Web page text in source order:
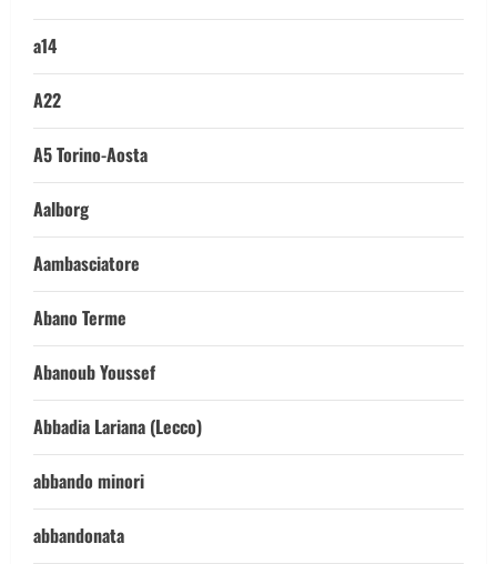
a14
A22
A5 Torino-Aosta
Aalborg
Aambasciatore
Abano Terme
Abanoub Youssef
Abbadia Lariana (Lecco)
abbando minori
abbandonata